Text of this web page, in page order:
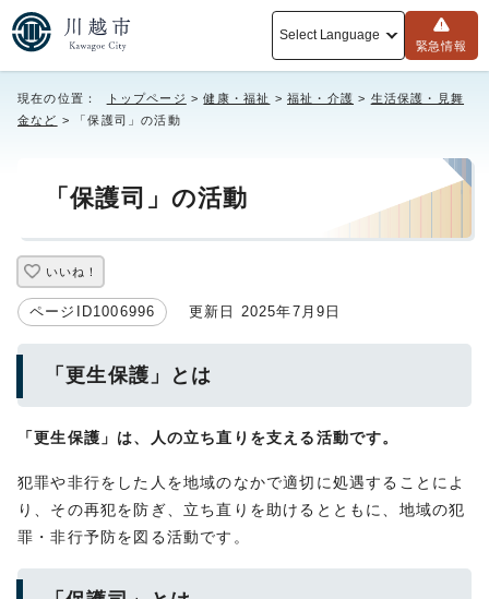
Select Language
緊急情報
現在の位置： トップページ >健康・福祉 >福祉・介護 > 生活保護・見舞
金など > 「保護司」の活動
「保護司」の活動
いいね！
ページID1006996 更新日 2025年7月9日
「更生保護」とは
「更生保護」は、人の立ち直りを支える活動です。
犯罪や非行をした人を地域のなかで適切に処遇することによ
り、その再犯を防ぎ、立ち直りを助けるとともに、地域の犯
罪・非行予防を図る活動です。